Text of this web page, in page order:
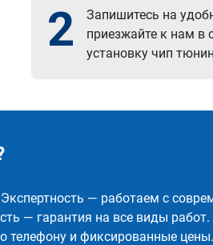
2
Запишитесь на
приезжайте к нам в
установку чип
— работаем с
— гарантия на все виды работ.
телефону и фиксированные цены.